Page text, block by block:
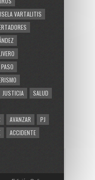
VARTALITIS
PASO
JUSTICIA
SALUD
AVANZAR
PJ
ACCIDENTE